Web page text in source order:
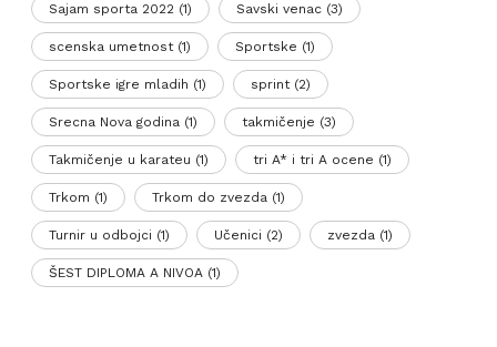
Sajam sporta 2022 (1) Savski venac (3)
scenska umetnost(1) Sportske (1)
Sportske igre mladih (1) sprint(2)
Srecna Nova godina (1) takmičenje (3)
Takmičenje u karateu (1) tri A* i tri A ocene (1)
Trkom (1) Trkom do zvezda (1)
Turnir u odbojci (1) Učenici (2) zvezda (1)
ŠEST DIPLOMA A NIVOA (1)